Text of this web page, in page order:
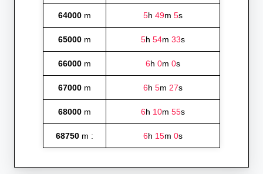
64000 m 5h 49m 5s
65000 m 5h 54m 33s
66000 m 6h 0m 0s
67000 m 6h 5m 27s
68000 m 6h 10m 55s
68750 m : 6h 15m 0s